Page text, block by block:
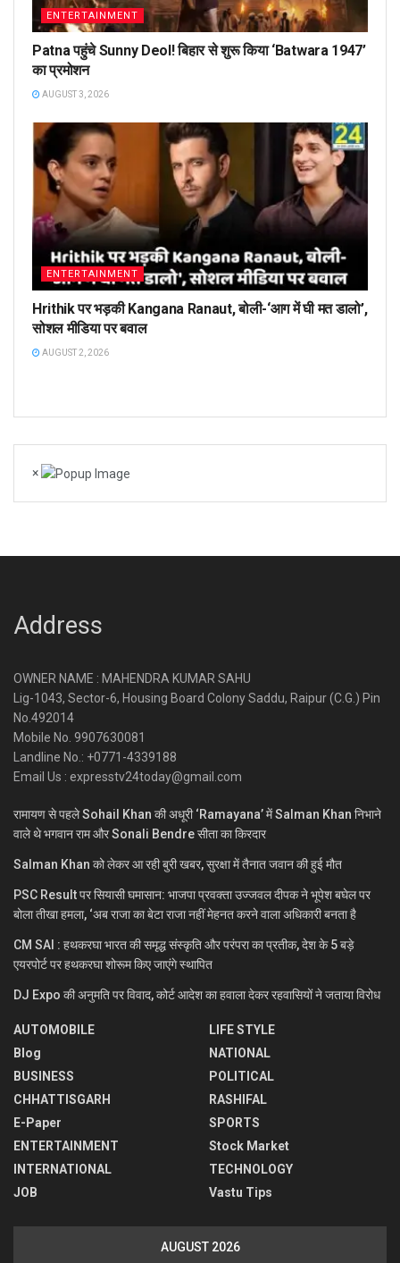
ENTERTAINMENT
Patna पहुंचे Sunny Deol! बिहार से शुरू किया ‘Batwara 1947’
का प्रमोशन
AUGUST 3, 2026
ENTERTAINMENT
Hrithik पर भड़की Kangana Ranaut, बोली-‘आग में घी मत डालो’,
सोशल मीडिया पर बवाल
AUGUST 2, 2026
×
Address
OWNER NAME : MAHENDRA KUMAR SAHU
Lig-1043, Sector-6, Housing Board Colony Saddu, Raipur (C.G.) Pin
No.492014
Mobile No. 9907630081
Landline No.: +0771-4339188
Email Us : expresstv24today@gmail.com
रामायण से पहले Sohail Khan की अधूरी ‘Ramayana’ में Salman Khan निभाने
वाले थे भगवान राम और Sonali Bendre सीता का किरदार
Salman Khan को लेकर आ रही बुरी खबर, सुरक्षा में तैनात जवान की हुई मौत
PSC Result पर सियासी घमासान: भाजपा प्रवक्ता उज्जवल दीपक ने भूपेश बघेल पर
बोला तीखा हमला, ‘अब राजा का बेटा राजा नहीं मेहनत करने वाला अधिकारी बनता है
CM SAI : हथकरघा भारत की समृद्ध संस्कृति और परंपरा का प्रतीक, देश के 5 बड़े
एयरपोर्ट पर हथकरघा शोरूम किए जाएंगे स्थापित
DJ Expo की अनुमति पर विवाद, कोर्ट आदेश का हवाला देकर रहवासियों ने जताया विरोध
AUTOMOBILE
Blog
BUSINESS
CHHATTISGARH
E-Paper
ENTERTAINMENT
INTERNATIONAL
JOB
LIFE STYLE
NATIONAL
POLITICAL
RASHIFAL
SPORTS
Stock Market
TECHNOLOGY
Vastu Tips
AUGUST 2026